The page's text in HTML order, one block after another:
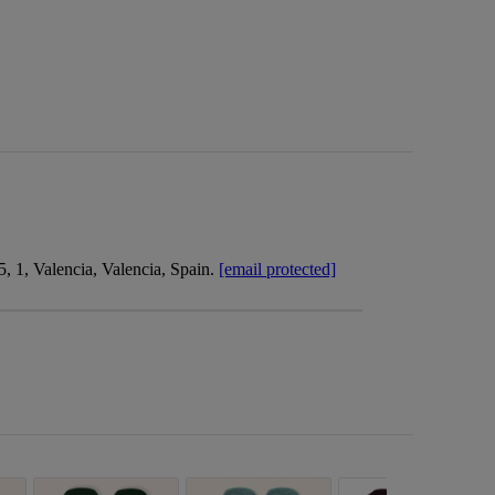
1, Valencia, Valencia, Spain. [email protected]